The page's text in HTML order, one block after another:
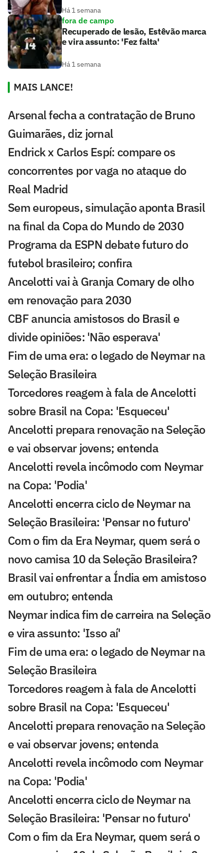
Há 1 semana
fora de campo
Recuperado de lesão, Estêvão marca
e vira assunto: 'Fez falta'
Há 1 semana
MAIS LANCE!
Arsenal fecha a contratação de Bruno
Guimarães, diz jornal
Endrick x Carlos Espí: compare os
concorrentes por vaga no ataque do
Real Madrid
Sem europeus, simulação aponta Brasil
na final da Copa do Mundo de 2030
Programa da ESPN debate futuro do
futebol brasileiro; confira
Ancelotti vai à Granja Comary de olho
em renovação para 2030
CBF anuncia amistosos do Brasil e
divide opiniões: 'Não esperava'
Fim de uma era: o legado de Neymar na
Seleção Brasileira
Torcedores reagem à fala de Ancelotti
sobre Brasil na Copa: 'Esqueceu'
Ancelotti prepara renovação na Seleção
e vai observar jovens; entenda
Ancelotti revela incômodo com Neymar
na Copa: 'Podia'
Ancelotti encerra ciclo de Neymar na
Seleção Brasileira: 'Pensar no futuro'
Com o fim da Era Neymar, quem será o
novo camisa 10 da Seleção Brasileira?
Brasil vai enfrentar a Índia em amistoso
em outubro; entenda
Neymar indica fim de carreira na Seleção
e vira assunto: 'Isso aí'
Fim de uma era: o legado de Neymar na
Seleção Brasileira
Torcedores reagem à fala de Ancelotti
sobre Brasil na Copa: 'Esqueceu'
Ancelotti prepara renovação na Seleção
e vai observar jovens; entenda
Ancelotti revela incômodo com Neymar
na Copa: 'Podia'
Ancelotti encerra ciclo de Neymar na
Seleção Brasileira: 'Pensar no futuro'
Com o fim da Era Neymar, quem será o